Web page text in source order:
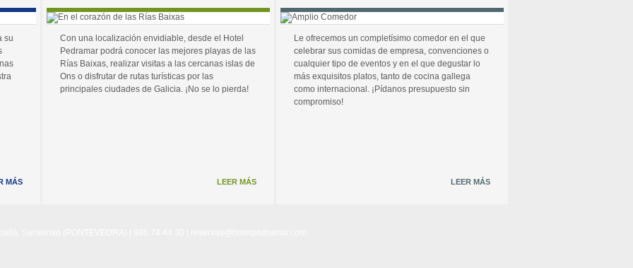
su
MÁS
Con una localización envidiable, desde el Hotel
Pedramar podrá conocer las mejores playas de las
Rías Baixas, realizar visitas a las cercanas islas de
Ons o disfrutar de rutas turísticas por las
principales ciudades de Galicia. ¡No se lo pierda!
LEER MÁS
Le ofrecemos un completísimo comedor en el que
celebrar sus comidas de empresa, convenciones o
cualquier tipo de eventos y en el que degustar lo
más exquisitos platos, tanto de cocina gallega
como internacional. ¡Pídanos presupuesto sin
compromiso!
LEER MÁS